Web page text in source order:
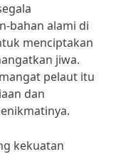
bahan alami di
menciptakan
jiwa.
pelaut itu
dan
kekuatan